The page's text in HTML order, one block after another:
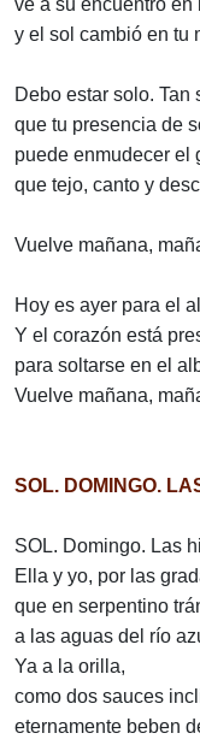
vé a su encuentro en
y el sol cambió en tu
Debo estar solo. Tan
que tu presencia de
puede enmudecer el
que tejo, canto y
Vuelve mañana,
Hoy es ayer para el
Y el corazón está
para soltarse en el
Vuelve mañana,
SOL. DOMINGO.
SOL. Domingo. Las
Ella y yo, por las
que en serpentino
a las aguas del río
Ya a la orilla,
como dos sauces
eternamente beben